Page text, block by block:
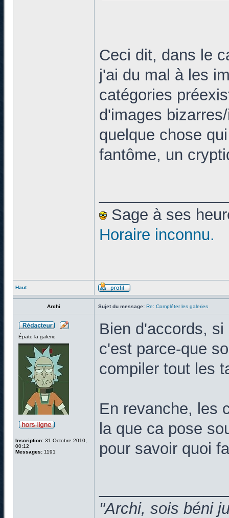
Ceci dit, dans le
j'ai du mal à les
catégories
d'images
quelque chose
fantôme, un
Sage à ses
Horaire inconnu.
Haut
Archi Sujet du message: Re: Compléter les galeries
Épate la galerie
Inscription: 31 Octobre 2010,
00:12
Messages: 1191
Bien d'accords,
c'est parce-que
compiler tout les
En revanche, les
la que ca pose
pour savoir quoi
"Archi, sois béni